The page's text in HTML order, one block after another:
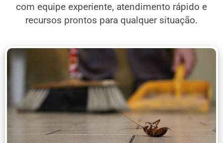
com equipe experiente, atendimento rápido e
recursos prontos para qualquer situação.